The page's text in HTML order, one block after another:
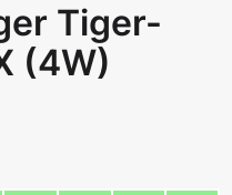
Tiger-
(4W)